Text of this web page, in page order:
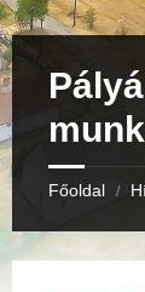
Főoldal /